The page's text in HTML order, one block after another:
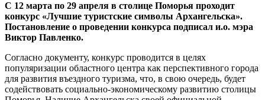
С 12 марта по 29 апреля в столице Поморья проходит
конкурс «Лучшие туристские символы Архангельска».
Постановление о проведении конкурса подписал и.о. мэра
Виктор Павленко.
Согласно документу, конкурс проводится в целях
популяризации областного центра как перспективного города
для развития въездного туризма, что, в свою очередь, будет
содействовать социально-экономическому развитию столицы